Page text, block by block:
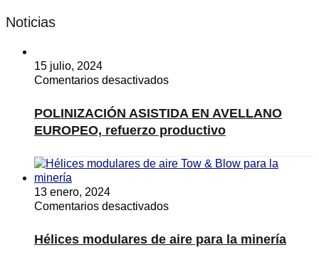
Noticias
15 julio, 2024
Comentarios desactivadosen
ASISTIDA
EN
AVELLANO
refuerzo
POLINIZACIÓN ASISTIDA EN AVELLANO
EUROPEO, refuerzo productivo
13 enero, 2024
Comentarios desactivadosen
modulares
de
Hélices modulares de aire para la minería